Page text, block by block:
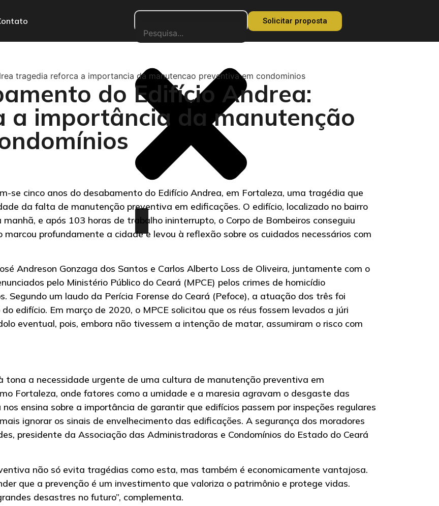
Solicitar proposta
tragedia reforca a importancia da manutencao preventiva em condominios
do Edifício Andrea:
a importância da manutenção
se cinco anos do desabamento do Edifício Andrea, em Fortaleza, uma tragédia que
da falta de manutenção preventiva em edificações. O edifício, localizado no bairro
e após 103 horas de trabalho ininterrupto, o Corpo de Bombeiros conseguiu
profundamente a cidade e levou à reflexão sobre os cuidados necessários com
Andreson Gonzaga dos Santos e Carlos Alberto Loss de Oliveira, juntamente com o
pelo Ministério Público do Ceará (MPCE) pelos crimes de homicídio
Segundo um laudo da Perícia Forense do Ceará (Pefoce), a atuação dos três foi
edifício. Em março de 2020, o MPCE solicitou que os réus fossem levados a júri
eventual, pois, embora não tivessem a intenção de matar, assumiram o risco com
tona a necessidade urgente de uma cultura de manutenção preventiva em
Fortaleza, onde fatores como a umidade e a maresia agravam o desgaste das
ensina sobre a importância de garantir que edifícios passem por inspeções regulares
ignorar os sinais de envelhecimento das edificações. A segurança dos moradores
presidente da Associação das Administradoras e Condomínios do Estado do Ceará
não só evita tragédias como esta, mas também é economicamente vantajosa.
que a prevenção é um investimento que valoriza o patrimônio e protege vidas.
desastres no futuro”, complementa.